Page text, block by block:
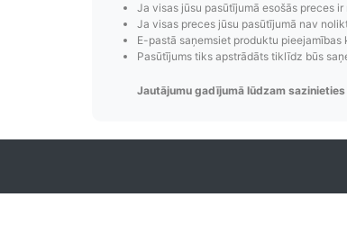
Pasūtījumu statusa
izsekošana,
Ja visas jūsu pasūtījumā esošās preces
Ja visas preces jūsu pasūtījumā nav
E-pastā saņemsiet produktu
Pasūtījums tiks apstrādāts tiklīdz būs
Jautājumu gadījumā lūdzam